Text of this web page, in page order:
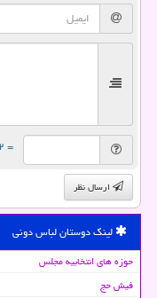
= ۲ بعلاوه ۳
ارسال نظر
لینک دوستان لباس دونی
حوزه های انتخابیه مجلس
فیش حج